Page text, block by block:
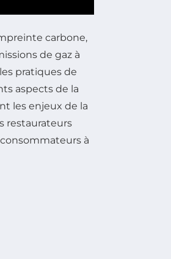
carbone,
de gaz à
pratiques de
aspects de la
les enjeux de la
restaurateurs
à